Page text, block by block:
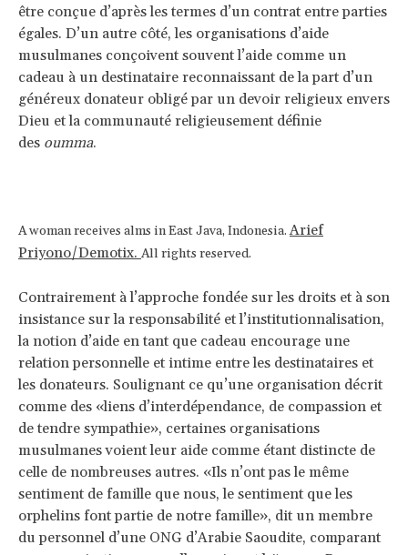
être conçue d’après les termes d’un contrat entre parties
égales. D’un autre côté, les organisations d’aide
musulmanes conçoivent souvent l’aide comme un
cadeau à un destinataire reconnaissant de la part d’un
généreux donateur obligé par un devoir religieux envers
Dieu et la communauté religieusement définie
des oumma.
A woman receives alms in East Java, Indonesia.Arief
Priyono/Demotix. All rights reserved.
Contrairement à l’approche fondée sur les droits et à son
insistance sur la responsabilité et l’institutionnalisation,
la notion d’aide en tant que cadeau encourage une
relation personnelle et intime entre les destinataires et
les donateurs. Soulignant ce qu’une organisation décrit
comme des «liens d’interdépendance, de compassion et
de tendre sympathie», certaines organisations
musulmanes voient leur aide comme étant distincte de
celle de nombreuses autres. «Ils n’ont pas le même
sentiment de famille que nous, le sentiment que les
orphelins font partie de notre famille», dit un membre
du personnel d’une ONG d’Arabie Saoudite, comparant